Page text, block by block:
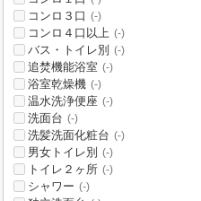
コンロ３口 (-)
コンロ４口以上 (-)
バス・トイレ別 (-)
追焚機能浴室 (-)
浴室乾燥機 (-)
温水洗浄便座 (-)
洗面台 (-)
洗髪洗面化粧台 (-)
男女トイレ別 (-)
トイレ２ヶ所 (-)
シャワー (-)